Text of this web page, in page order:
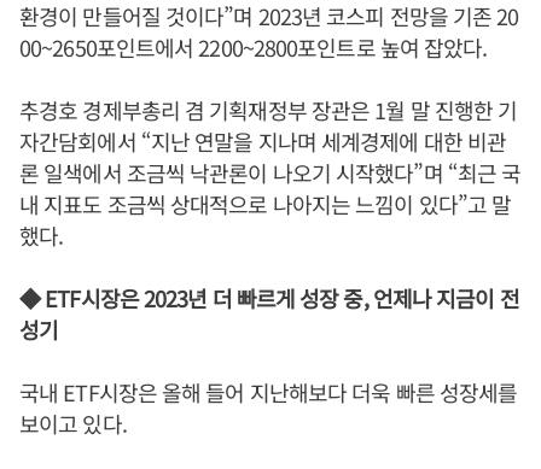
환경이 만들어질 것이다”며 2023년 코스피 전망을 기존 20
00~2650포인트에서 2200~2800포인트로 높여 잡았다.
추경호 경제부총리 겸 기획재정부 장관은 1월 말 진행한 기
자간담회에서 “지난 연말을 지나며 세계경제에 대한 비관
론 일색에서 조금씩 낙관론이 나오기 시작했다”며 “최근 국
내 지표도 조금씩 상대적으로 나아지는 느낌이 있다”고 말
했다.
◆ ETF시장은 2023년 더 빠르게 성장 중, 언제나 지금이 전
성기
국내 ETF시장은 올해 들어 지난해보다 더욱 빠른 성장세를
보이고 있다.